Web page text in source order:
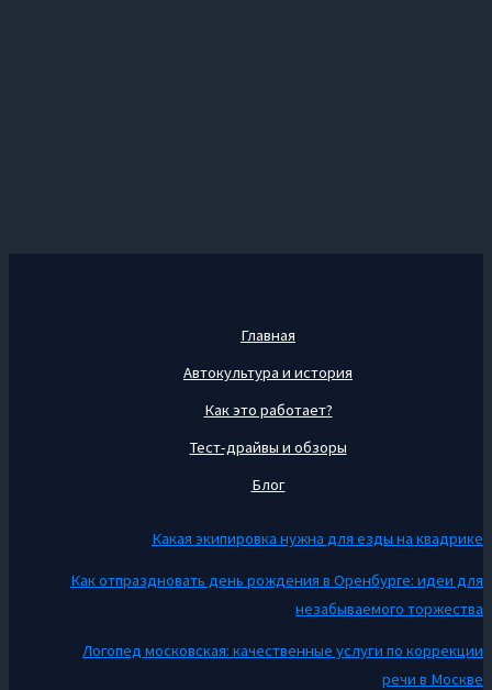
Главная
Автокультура и история
Как это работает?
Тест-драйвы и обзоры
Блог
Какая экипировка нужна для езды на квадрике
Как отпраздновать день рождения в Оренбурге: идеи для
незабываемого торжества
Логопед московская: качественные услуги по коррекции
речи в Москве